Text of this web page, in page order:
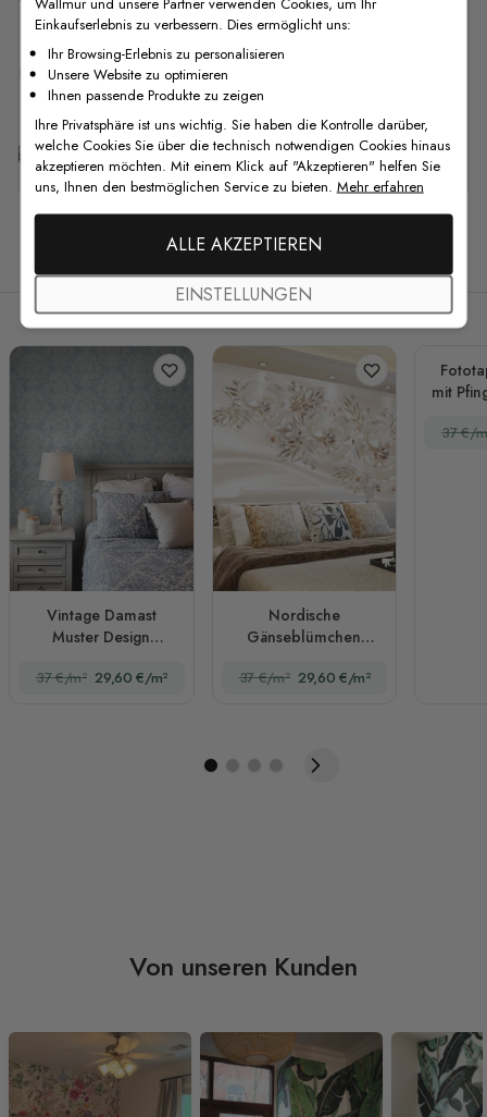
F.A.Q
Kostenlose Anpassung
Verwandte Produkte
Vintage Damast
Muster Design
37 €/m² 29,60 €/m²
Nordische
Gänseblümchen
37 €/m² 29,60 €/m²
mit
37 €/
Von unseren Kunden
Einkaufserlebnis zu verbessern. Dies ermöglicht uns:
Ihr Browsing-Erlebnis zu personalisieren
Unsere Website zu optimieren
Ihnen passende Produkte zu zeigen
Ihre Privatsphäre ist uns wichtig. Sie haben die Kontrolle darüber,
welche Cookies Sie über die technisch notwendigen Cookies hinaus
akzeptieren möchten. Mit einem Klick auf "Akzeptieren" helfen Sie
uns, Ihnen den bestmöglichen Service zu bieten. Mehr erfahren
ALLE AKZEPTIEREN
EINSTELLUNGEN